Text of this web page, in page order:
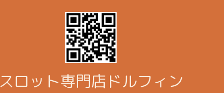
スロット専門店ドルフィン